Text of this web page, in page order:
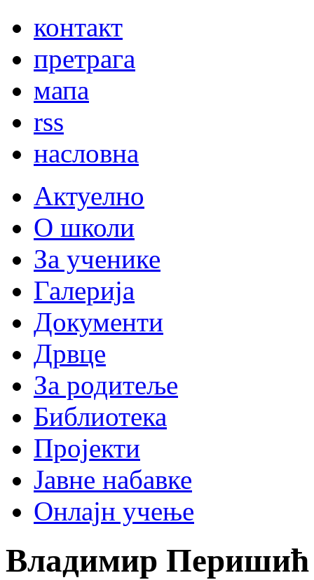
контакт
претрага
мапа
rss
насловна
Актуелно
О школи
За ученике
Галерија
Документи
Дрвце
За родитеље
Библиотека
Пројекти
Јавне набавке
Онлајн учење
Владимир Перишић